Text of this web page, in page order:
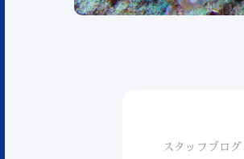
スタッフブログ